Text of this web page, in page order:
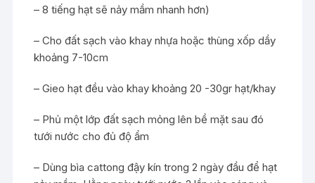
– 8 tiếng hạt sẽ nảy mầm nhanh hơn)
– Cho đất sạch vào khay nhựa hoặc thùng xốp dầy
khoảng 7-10cm
– Gieo hạt đều vào khay khoảng 20 -30gr hạt/khay
– Phủ một lớp đất sạch mỏng lên bề mặt sau đó
tưới nước cho đủ độ ẩm
– Dùng bìa cattong đậy kín trong 2 ngày đầu để hạt